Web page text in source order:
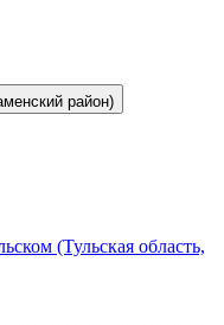
район)
(Тульская область,